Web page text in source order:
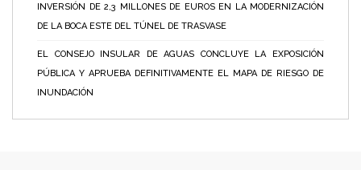
INVERSIÓN DE 2,3 MILLONES DE EUROS EN LA MODERNIZACIÓN
DE LA BOCA ESTE DEL TÚNEL DE TRASVASE
EL CONSEJO INSULAR DE AGUAS CONCLUYE LA EXPOSICIÓN
PÚBLICA Y APRUEBA DEFINITIVAMENTE EL MAPA DE RIESGO DE
INUNDACIÓN